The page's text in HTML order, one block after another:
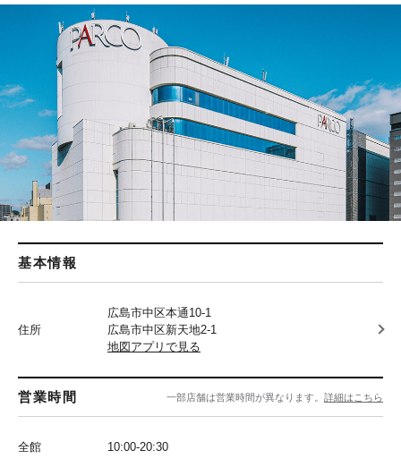
基本情報
住所
広島市中区本通10-1
広島市中区新天地2-1
地図アプリで見る
営業時間 一部店舗は営業時間が異なります。 詳細はこちら
全館 10:00-20:30